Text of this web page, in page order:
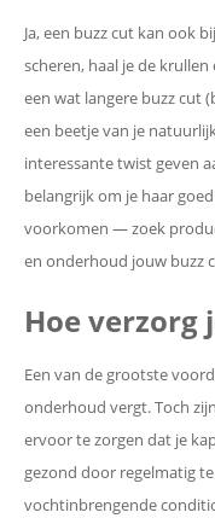
Ja, een buzz cut kan ook
scheren, haal je de
een wat langere buzz cut
een beetje van je
interessante twist geven
belangrijk om je haar
voorkomen — zoek
en onderhoud jouw buzz
Hoe verzorg
Een van de grootste
onderhoud vergt. Toch
ervoor te zorgen dat je
gezond door regelmatig
vochtinbrengende